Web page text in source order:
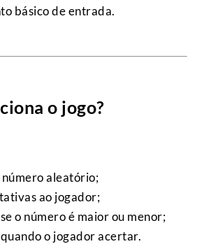
básico de entrada.
o jogo?
aleatório;
ao jogador;
o número é maior ou menor;
o jogador acertar.